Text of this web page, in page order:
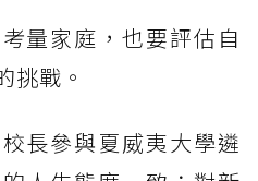
量家庭，也要評估自
挑戰。
長參與夏威夷大學遴